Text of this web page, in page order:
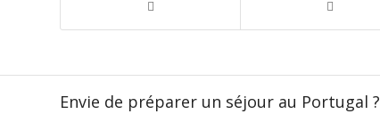
Envie de préparer un séjour au Portugal ?